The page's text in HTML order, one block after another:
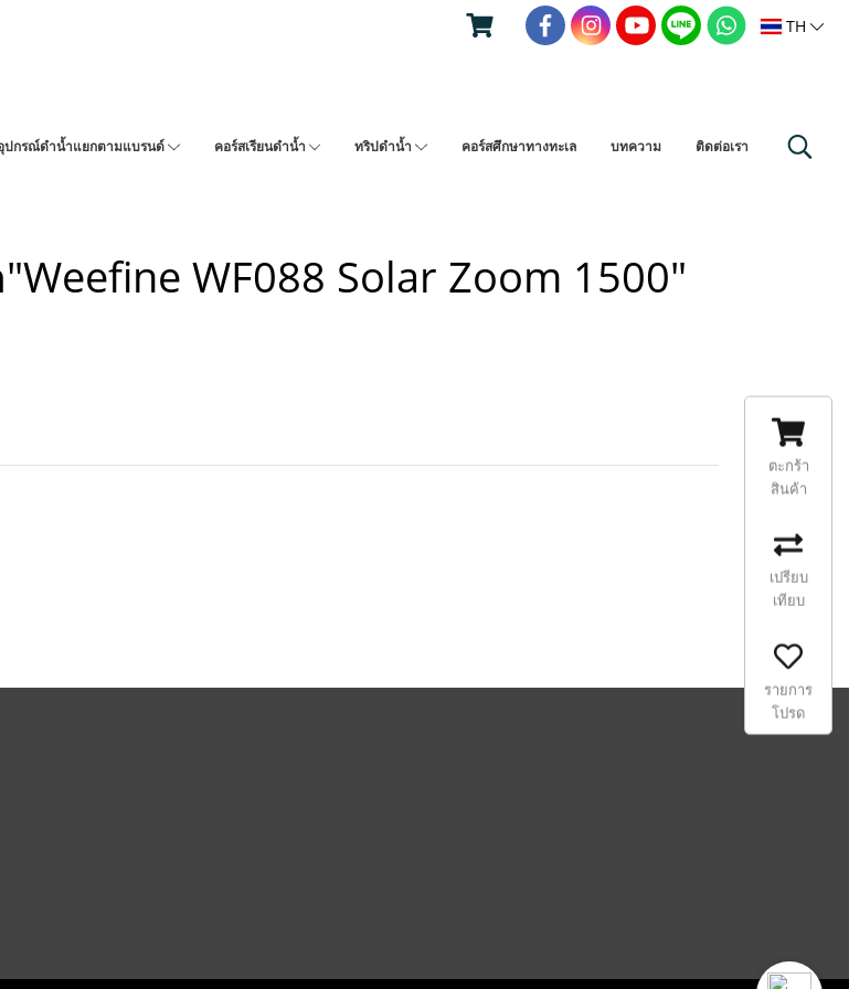
TH
ปกรณ์ดำน้ำแยกตามแบรนด์ คอร์สเรียนดำน้ำ ทริปดำน้ำ คอร์สศึกษาทางทะเล บทความ ติดต่อเรา
WF088 Solar Zoom 1500"
ตะกร้า
สินค้า
เปรียบ
เทียบ
รายการ
โปรด